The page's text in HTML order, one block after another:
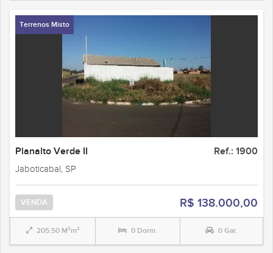
Terrenos Misto
Planalto Verde II Ref.: 1900
Jaboticabal, SP
VENDA R$ 138.000,00
205.50 M²m² 0 Dorm. 0 Gar.